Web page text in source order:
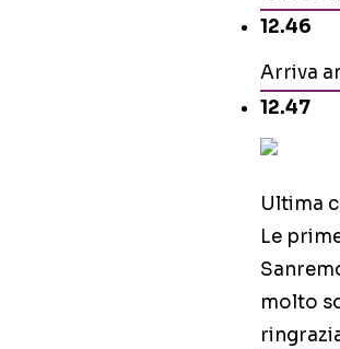
12.46
Arriva
12.47
Ultima
Le
molto